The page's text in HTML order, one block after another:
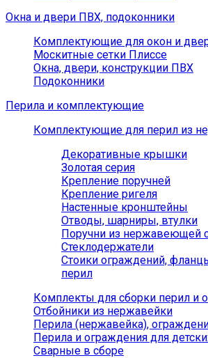
Окна и двери ПВХ, подоконники
Комплектующие для окон и
Москитные сетки Плиссе
Окна, двери, конструкции ПВХ
Подоконники
Перила и комплектующие
Комплектующие для перил из
Декоративные крышки
Золотая серия
Крепление поручней
Крепление ригеля
Настенные кронштейны
Отводы, шарниры, втулки
Поручни из нержавеющей
Стеклодержатели
Стоики ограждений,
перил
Комплекты для сборки перил и
Отбойники из нержавейки
Перила (нержавейка),
Перила и ограждения для
Сварные в сборе